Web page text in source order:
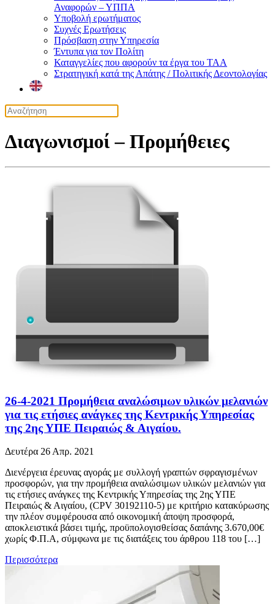
Αναφορών – ΥΠΠΑ
Υποβολή ερωτήματος
Συχνές Ερωτήσεις
Πρόσβαση στην Υπηρεσία
Έντυπα για τον Πολίτη
Καταγγελίες που αφορούν τα έργα του ΤΑΑ
Στρατηγική κατά της Απάτης / Πολιτικής Δεοντολογίας
Διαγωνισμοί – Προμήθειες
26-4-2021 Προμήθεια αναλώσιμων υλικών μελανιών
για τις ετήσιες ανάγκες της Κεντρικής Υπηρεσίας
της 2ης ΥΠΕ Πειραιώς & Αιγαίου.
Δευτέρα 26 Απρ. 2021
Διενέργεια έρευνας αγοράς με συλλογή γραπτών σφραγισμένων
προσφορών, για την προμήθεια αναλώσιμων υλικών μελανιών για
τις ετήσιες ανάγκες της Κεντρικής Υπηρεσίας της 2ης ΥΠΕ
Πειραιώς & Αιγαίου, (CPV 30192110-5) με κριτήριο κατακύρωσης
την πλέον συμφέρουσα από οικονομική άποψη προσφορά,
αποκλειστικά βάσει τιμής, προϋπολογισθείσας δαπάνης 3.670,00€
χωρίς Φ.Π.Α, σύμφωνα με τις διατάξεις του άρθρου 118 του […]
Περισσότερα